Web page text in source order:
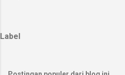
Label